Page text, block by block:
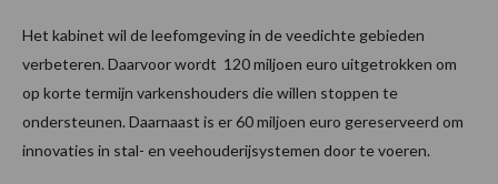
Het kabinet wil de leefomgeving in de veedichte gebieden
verbeteren. Daarvoor wordt 120 miljoen euro uitgetrokken om
op korte termijn varkenshouders die willen stoppen te
ondersteunen. Daarnaast is er 60 miljoen euro gereserveerd om
innovaties in stal- en veehouderijsystemen door te voeren.